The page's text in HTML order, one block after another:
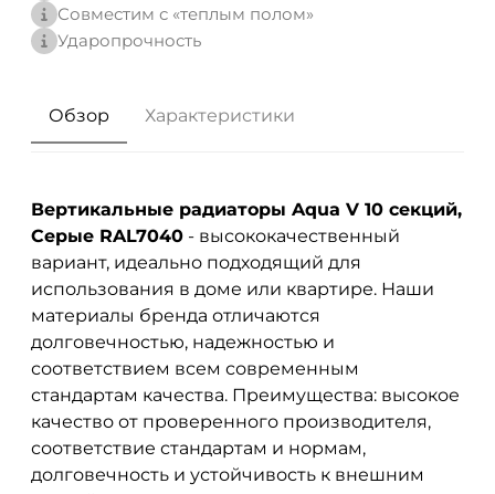
Совместим с «теплым полом»
Ударопрочность
Обзор Характеристики
Вертикальные радиаторы Aqua V 10 секций,
Серые RAL7040 - высококачественный
вариант, идеально подходящий для
использования в доме или квартире. Наши
материалы бренда отличаются
долговечностью, надежностью и
соответствием всем современным
стандартам качества. Преимущества: высокое
качество от проверенного производителя,
соответствие стандартам и нормам,
долговечность и устойчивость к внешним